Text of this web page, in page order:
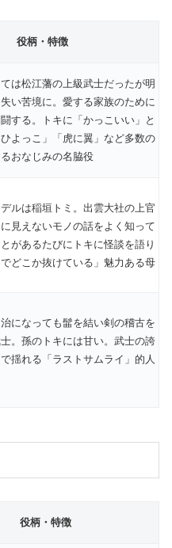
役柄・特徴
は松江藩の上級武士だったが明
い苦境に。愛する家族のために
する。トキに「かっこいい」と
よっこ」「虎に翼」など多数の
おなじみの名脇役
ルは稲垣トミ。出雲大社の上官
見えないモノの話をよく知って
があるたびにトキに怪談を語り
どこか抜けている」魅力ある母
になっても髷を結い剣の稽古を
。孫のトキには甘い。武士の誇
揺れる「ラストサムライ」的人
役柄・特徴